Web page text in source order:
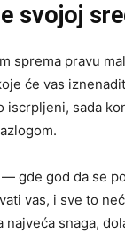
svojoj
sprema pravu
će vas
iscrpljeni, sada
gde god da se
vas, i sve to
snaga,